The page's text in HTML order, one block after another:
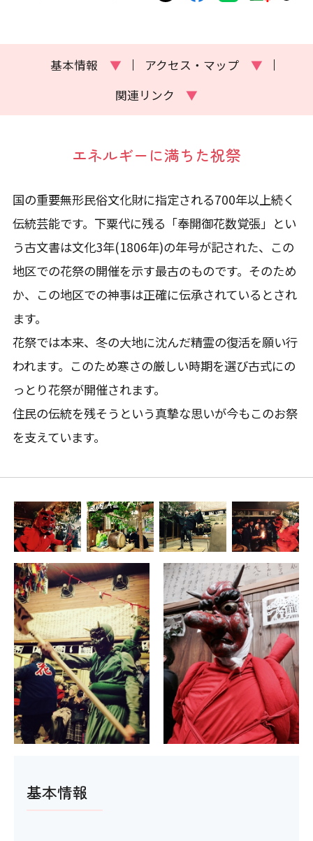
基本情報 ▼ アクセス・マップ
▼
関連リンク
▼
エネルギーに満ちた祝祭
国の重要無形民俗文化財に指定される700年以上続く
伝統芸能です。下粟代に残る「奉開御花数覚張」とい
う古文書は文化3年(1806年)の年号が記された、この
地区での花祭の開催を示す最古のものです。そのため
か、この地区での神事は正確に伝承されているとされ
ます。
花祭では本来、冬の大地に沈んだ精霊の復活を願い行
われます。このため寒さの厳しい時期を選び古式にの
っとり花祭が開催されます。
住民の伝統を残そうという真摯な思いが今もこのお祭
を支えています。
基本情報